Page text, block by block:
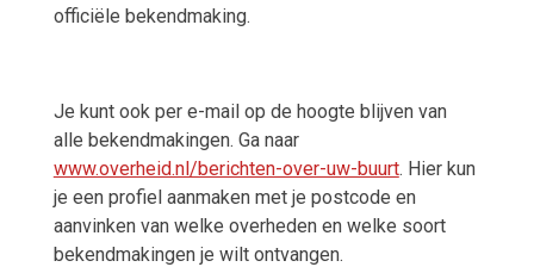
officiële bekendmaking.
Je kunt ook per e-mail op de hoogte blijven van
alle bekendmakingen. Ga naar
www.overheid.nl/berichten-over-uw-buurt. Hier kun
je een profiel aanmaken met je postcode en
aanvinken van welke overheden en welke soort
bekendmakingen je wilt ontvangen.